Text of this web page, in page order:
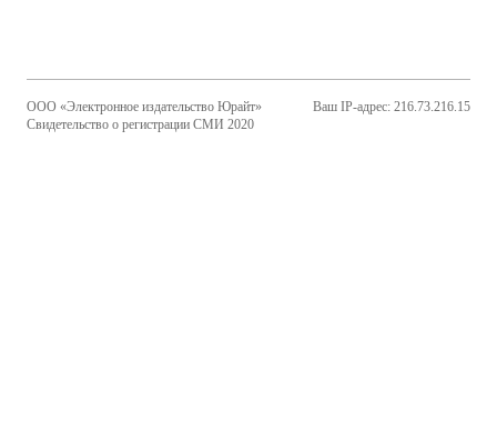
ООО «Электронное издательство Юрайт»
Свидетельство о регистрации СМИ 2020
Ваш IP-адрес: 216.73.216.15